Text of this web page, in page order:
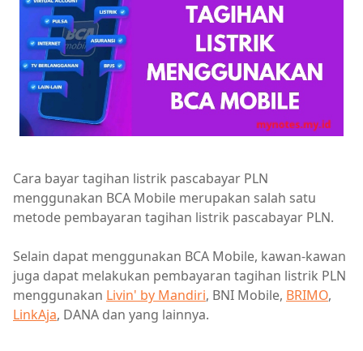
Cara bayar tagihan listrik pascabayar PLN
menggunakan BCA Mobile merupakan salah satu
metode pembayaran tagihan listrik pascabayar PLN.
Selain dapat menggunakan BCA Mobile, kawan-kawan
juga dapat melakukan pembayaran tagihan listrik PLN
menggunakan Livin' by Mandiri, BNI Mobile, BRIMO,
LinkAja, DANA dan yang lainnya.